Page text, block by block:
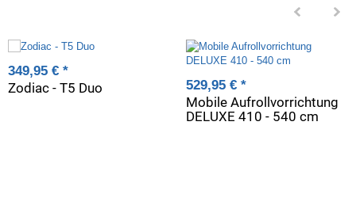
Zodiac - T5 Duo
349,95 € *
Mobile Aufrollvorrichtung
DELUXE 410 - 540 cm
529,95 € *